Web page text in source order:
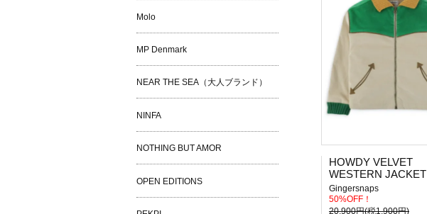
HOWDY VELVET
WESTERN JACKET
Gingersnaps
50%OFF！
20,900円(税1,900円)
Molo
MP Denmark
NEAR THE SEA（大人ブランド）
NINFA
NOTHING BUT AMOR
OPEN EDITIONS